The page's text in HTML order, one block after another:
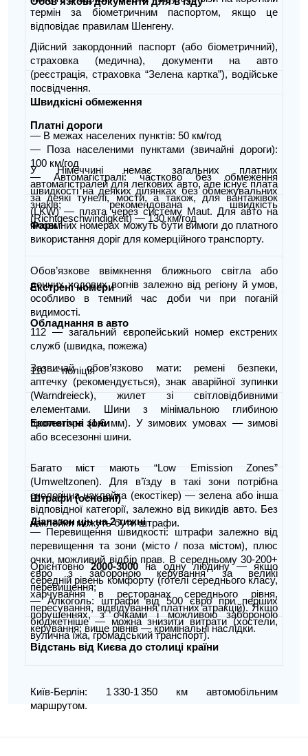
термін за біометричним паспортом, якщо це
відповідає правилам Шенгену.
Дійсний закордонний паспорт (або біометричний),
страховка (медична), документи на авто
(реєстрація, страховка “Зелена картка”), водійське
посвідчення.
Швидкісні обмеження
— В межах населених пунктів: 50 км/год
— Поза населеними пунктами (звичайні дороги):
100 км/год
— Автомагістралі: частково без обмеження
швидкості на деяких ділянках без обмежувальних
знаків; рекомендована швидкість
(Richtgeschwindigkeit) — 130 км/год
Платні дороги
У Німеччині немає загальних платних
автомагістралей для легкових авто, але існує плата
за деякі тунелі, мости, а також, для вантажівок
(LKW) — плата через систему Maut. Для авто на
іноземних номерах можуть бути вимоги до платного
використання доріг для комерційного транспорту.
Фари
Обов’язкове ввімкнен­ня ближнього світла або
денних ходових вогнів залежно від регіону й умов,
особливо в темний час доби чи при поганій
видимості.
Екстрені номери
112 — загальний європейський номер екстрених
служб (швидка, пожежа)
110 — поліція
Обладнання в авто
Зазвичай обов’язково мати: ремені безпеки,
аптечку (рекомендується), знак аварійної зупинки
(Warndreieck), жилет зі світловідбивними
елементами. Шини з мінімальною глибиною
протектора (1,6 мм). У зимових умовах — зимові
або всесезонні шини.
Екологічні зони
Багато міст мають “Low Emission Zones”
(Umweltzonen). Для в’їзду в такі зони потрібна
екологічна наклейка (екостікер) — зелена або інша
відповідної категорії, залежно від викидів авто. Без
наклейки можуть бути штрафи.
Штрафи (основні)
— Перевищення швидкості: штрафи залежно від
перевищення та зони (місто / поза містом), плюс
очки, можливий відбір прав. В середньому 30-200+
євро з забороною керування за великі
перевищення;
— Алкоголь: штрафи від 500 євро при перших
порушеннях, з очками і можливою забороною
керування; вище рівнів — кримінальні наслідки.
Діапазон цін на 2 тижні
Орієнтовно2000‑3000на одну людину — якщо
середній рівень комфорту (готелі середнього класу,
харчування в ресторанах середнього рівня,
пересування, відвідування платних атракцій). Якщо
бюджетніше — можна знизити витрати (хостели,
вулична їжа, громадський транспорт).
Відстань від Києва до столиці країни
Київ-Берлін: 1 330‑1 350 км автомобільним
маршрутом.